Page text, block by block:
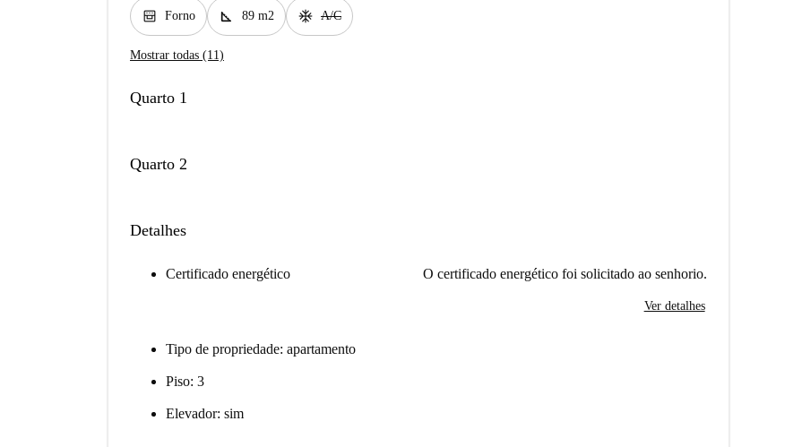
oven_gen Forno square_foot 89 m2 ac_unit A/C
Mostrar todas (11)
Quarto 1
Quarto 2
Detalhes
Certificado energético O certificado energético foi solicitado ao senhorio.
Ver detalhes
Tipo de propriedade: apartamento
Piso: 3
Elevador: sim